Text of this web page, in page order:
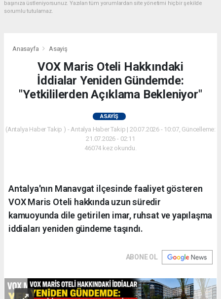
başınıza üstleniyorsunuz. Yazılan tüm yorumlardan site yönetimi hiçbir şekilde
sorumlu tutulamaz.
Anasayfa Asayiş
VOX Maris Oteli Hakkındaki
İddialar Yeniden Gündemde:
"Yetkililerden Açıklama Bekleniyor"
ASAYIŞ
(Antalya Haber Takip ) - Antalya Haber Takip | 20.07.2026 - 10:07, Güncelleme:
21.07.2026 - 02:11
46074 kez okundu.
Antalya'nın Manavgat ilçesinde faaliyet gösteren
VOX Maris Oteli hakkında uzun süredir
kamuoyunda dile getirilen imar, ruhsat ve yapılaşma
iddiaları yeniden gündeme taşındı.
ABONE OL